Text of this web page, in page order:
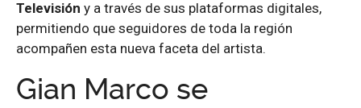
Televisión y a través de sus plataformas digitales,
permitiendo que seguidores de toda la región
acompañen esta nueva faceta del artista.
Gian Marco se